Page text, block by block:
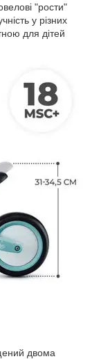
"рости"
у різних
для дітей
двома